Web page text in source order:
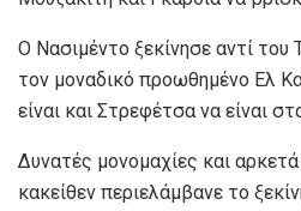
Ο Νασιμέντο ξεκίνησε αντί του
τον μοναδικό προωθημένο Ελ
είναι και Στρεφέτσα να είναι
Δυνατές μονομαχίες και
κακείθεν περιελάμβανε το